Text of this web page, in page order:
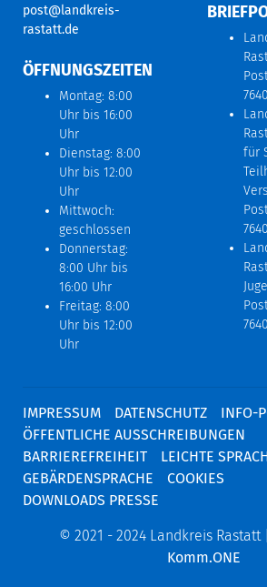
post@landkreis-
rastatt.de
ÖFFNUNGSZEITEN
Montag: 8:00
Uhr bis 16:00
Uhr
Dienstag: 8:00
Uhr bis 12:00
Uhr
Mittwoch:
geschlossen
Donnerstag:
8:00 Uhr bis
16:00 Uhr
Freitag: 8:00
Uhr bis 12:00
Uhr
für
IMPRESSUM DATENSCHUTZ
INFO-
ÖFFENTLICHE AUSSCHREIBUNGEN
BARRIEREFREIHEIT
LEICHTE
GEBÄRDENSPRACHE
COOKIES
DOWNLOADS PRESSE
© 2021 - 2024 Landkreis
Komm.ONE